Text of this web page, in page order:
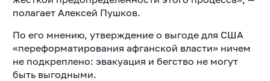
полагает Алексей Пушков.
По его мнению, утверждение о выгоде для США
«переформатирования афганской власти» ничем
не подкреплено: эвакуация и бегство не могут
быть выгодными.